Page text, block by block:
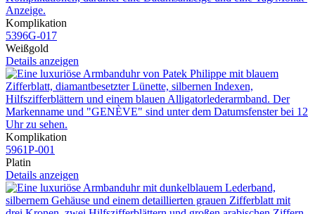
Komplikation
5396G​-017
Weißgold
Details anzeigen
Komplikation
5961P​-001
Platin
Details anzeigen